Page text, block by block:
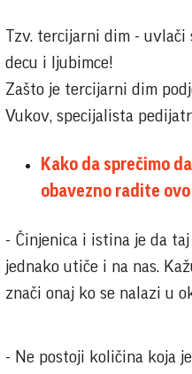
Tzv. tercijarni dim - uvlači
decu i ljubimce!
Zašto je tercijarni dim
Vukov, specijalista
Kako da sprečimo
obavezno radite
- Činjenica i istina je da
jednako utiče i na nas.
znači onaj ko se nalazi u
- Ne postoji količina koja